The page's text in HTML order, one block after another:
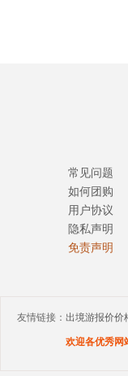
常见问题
如何团购
用户协议
隐私声明
免责声明
友情链接： 出境游报价价
欢迎各优秀网